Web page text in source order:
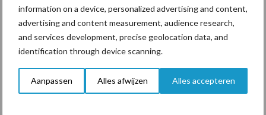
information on a device, personalized advertising and content,
advertising and content measurement, audience research,
and services development, precise geolocation data, and
identification through device scanning.
Aanpassen Alles afwijzen Alles accepteren
Diergezondheid Bemesting Fokkerij
Bedrijfsnieuws
Ligbox &
Voerhekken